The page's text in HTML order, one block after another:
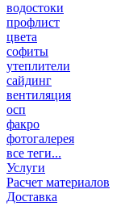
водостоки
профлист
цвета
софиты
утеплители
сайдинг
вентиляция
осп
факро
фотогалерея
все теги...
Услуги
Расчет материалов
Доставка